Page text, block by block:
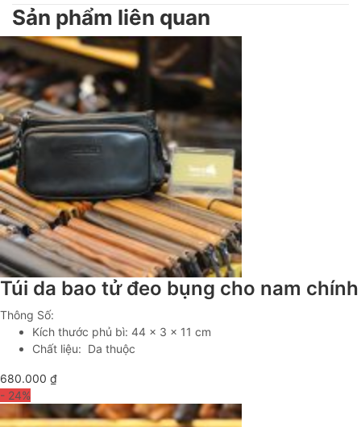
Sản phẩm liên quan
Túi da bao tử đeo bụng cho nam
Thông Số:
Kích thước phủ bì: 44 x 3 x 11 cm
Chất liệu: Da thuộc
680.000 ₫
- 24%